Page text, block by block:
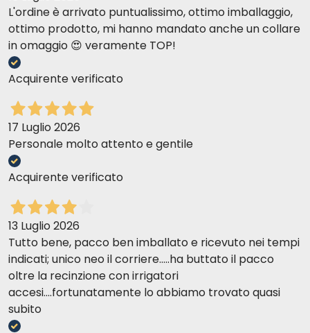
L'ordine è arrivato puntualissimo, ottimo imballaggio,
ottimo prodotto, mi hanno mandato anche un collare
in omaggio 😍 veramente TOP!
Acquirente verificato
17 Luglio 2026
Personale molto attento e gentile
Acquirente verificato
13 Luglio 2026
Tutto bene, pacco ben imballato e ricevuto nei tempi
indicati; unico neo il corriere.....ha buttato il pacco
oltre la recinzione con irrigatori
accesi....fortunatamente lo abbiamo trovato quasi
subito